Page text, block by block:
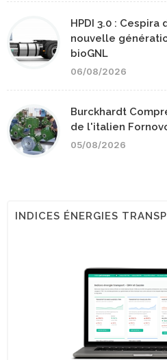
HPDI 3.0 :
nouvelle
bioGNL
06/08/2026
Burckhardt
de l'italien
05/08/2026
INDICES ÉNERGIES